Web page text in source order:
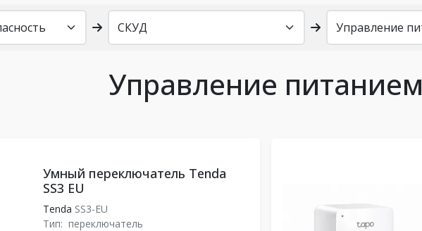
Управление питанием
Умный переключатель Tenda
SS3 EU
Tenda SS3-EU
Тип: переключатель